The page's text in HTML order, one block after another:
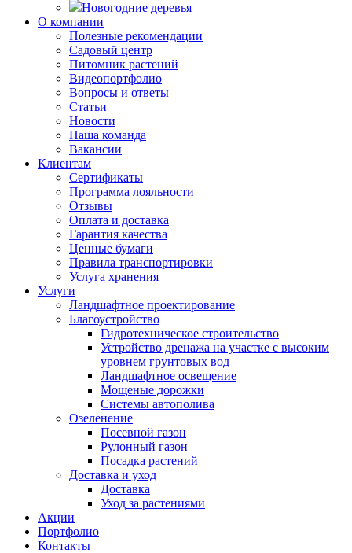
Новогодние деревья
О компании
Полезные рекомендации
Садовый центр
Питомник растений
Видеопортфолио
Вопросы и ответы
Статьи
Новости
Наша команда
Вакансии
Клиентам
Сертификаты
Программа лояльности
Отзывы
Оплата и доставка
Гарантия качества
Ценные бумаги
Правила транспортировки
Услуга хранения
Услуги
Ландшафтное проектирование
Благоустройство
Гидротехническое строительство
Устройство дренажа на участке с высоким
уровнем грунтовых вод
Ландшафтное освещение
Мощеные дорожки
Системы автополива
Озеленение
Посевной газон
Рулонный газон
Посадка растений
Доставка и уход
Доставка
Уход за растениями
Акции
Портфолио
Контакты